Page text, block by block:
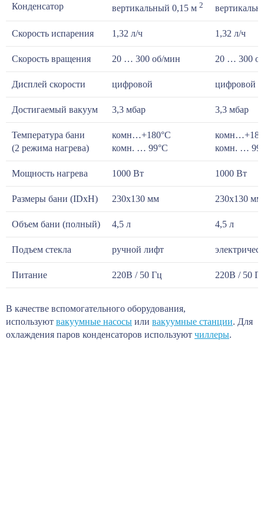
Конденсатор вертикальный 0,15 м 2
Скорость испарения 1,32 л/ч 1,32 л/ч
Скорость вращения 20 … 300 об/мин 20 … 300
Дисплей скорости цифровой цифровой
Достигаемый вакуум 3,3 мбар 3,3 мбар
Температура бани
(2 режима нагрева)
комн…+180°С
комн. … 99°С
комн. …
Мощность нагрева 1000 Вт 1000 Вт
Размеры бани (IDxH) 230x130 мм 230x130 мм
Объем бани (полный) 4,5 л 4,5 л
Подъем стекла ручной лифт
Питание 220В / 50 Гц 220В / 50
В качестве вспомогательного оборудования,
используют вакуумные насосы или вакуумные станции. Для
охлаждения паров конденсаторов используют чиллеры.